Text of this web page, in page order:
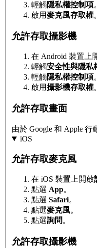
輕觸隱私權控制項。
啟用麥克風存取權。
允許存取攝影機
在 Android 裝置上
輕觸安全性與隱私
輕觸隱私權控制項。
啟用攝影機存取權。
允許存取畫面
由於 Google 和 Apple
iOS
允許存取麥克風
在 iOS 裝置上開啟
點選 App。
點選 Safari。
點選麥克風。
點選詢問 。
允許存取攝影機